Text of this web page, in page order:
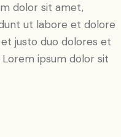
dolor sit amet,
ut labore et dolore
justo duo dolores et
ipsum dolor sit